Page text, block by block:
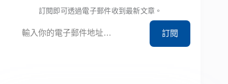
訂閱即可透過電子郵件收到最新文章。
訂閱